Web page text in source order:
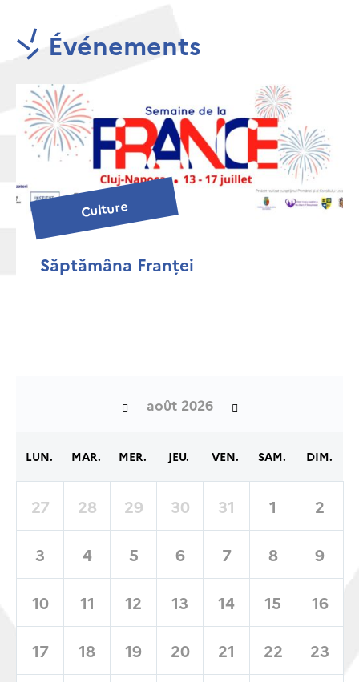
Événements
Culture
Săptămâna Franței
août 2026
LUN. MAR. MER. JEU. VEN. SAM. DIM.
27 28 29 30 31 1 2
3 4 5 6 7 8 9
10 11 12 13 14 15 16
17 18 19 20 21 22 23